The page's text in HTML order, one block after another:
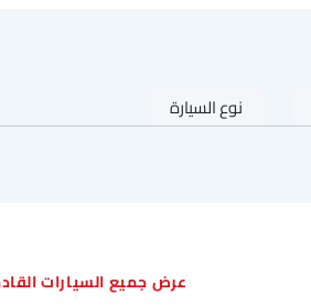
نوع السيارة
السيارات